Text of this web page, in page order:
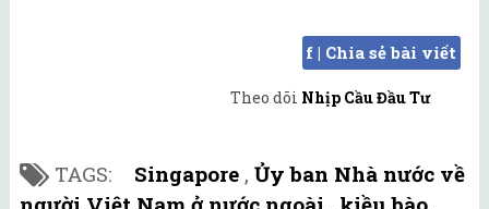
f | Chia sẻ bài viết
Theo dõi Nhịp Cầu Đầu Tư
TAGS: Singapore , Ủy ban Nhà nước về